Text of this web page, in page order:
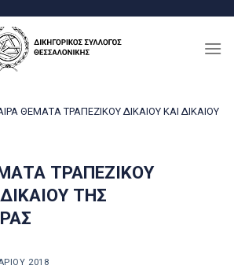
ΘΕΜΑΤΑ ΤΡΑΠΕΖΙΚΟΥ ΔΙΚΑΙΟΥ ΚΑΙ ΔΙΚΑΙΟΥ
ΤΡΑΠΕΖΙΚΟΥ
ΤΗΣ
2018